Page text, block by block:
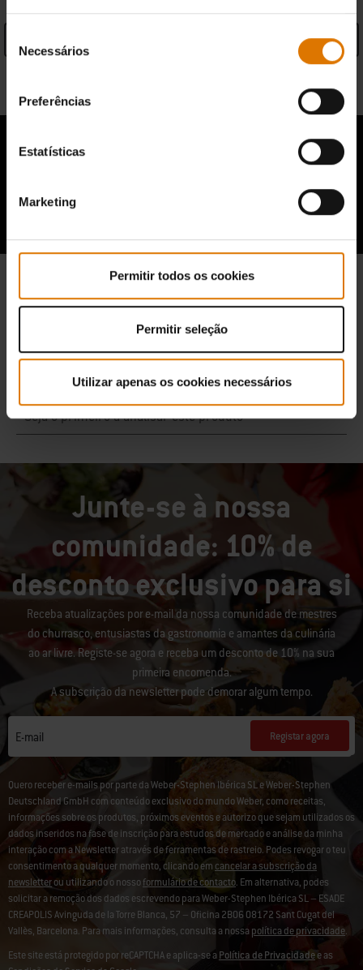
de Necessários
Preferências
Estatísticas
Marketing
Permitir todos os cookies
Permitir seleção
Utilizar apenas os cookies necessários
A opinião de outros fãs do barbecue
Junte-se à nossa
comunidade: 10% de
desconto exclusivo para si
Receba atualizações por e-mail da nossa comunidade de mestres
do churrasco, entusiastas da gastronomia e amantes da culinária
ao ar livre. Registe-se agora e receba um desconto de 10% na sua
primeira encomenda.
A subscrição da newsletter pode demorar algum tempo.
E-mail Registar agora
Quero receber e-mails por parte da Weber-Stephen Ibérica SL e Weber-Stephen
Deutschland GmbH com conteúdo exclusivo do mundo Weber, como receitas,
informações sobre os produtos, próximos eventos e autorizo que sejam utilizados os
dados inseridos na fase de inscrição para estudos de mercado e análise da minha
interação com a Newsletter através de ferramentas de rastreio. Podes revogar o teu
consentimento a qualquer momento, clicando em cancelar a subscrição da
newsletterou utilizando o nossoformulário de contacto. Em alternativa, podes
solicitar a remoção dos dados escrevendo para Weber-Stephen Ibérica SL – ESADE
CREAPOLIS Avinguda de la Torre Blanca, 57 – Oficina 2B06 08172 Sant Cugat del
Vallès, Barcelona. Para mais informações, consulta a nossapolítica de privacidade.
Este site está protegido por reCAPTCHA e aplica-se aPolítica de Privacidadee as